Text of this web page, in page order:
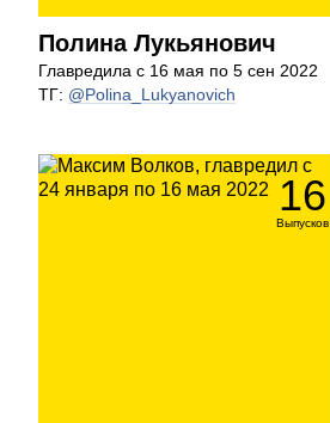
Полина Лукьянович
Главредила с 16 мая по 5 сен 2022
ТГ: @Polina_Lukyanovich
16
Выпусков